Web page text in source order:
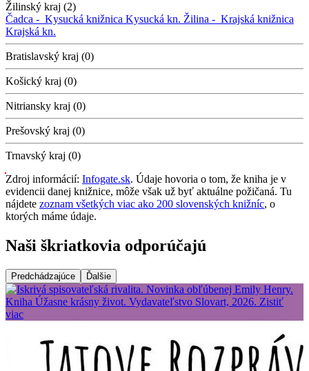
Žilinský kraj (2)
Čadca - Kysucká knižnica Kysucká kn. Žilina - Krajská knižnica
Krajská kn.
Bratislavský kraj (0)
Košický kraj (0)
Nitriansky kraj (0)
Prešovský kraj (0)
Trnavský kraj (0)
Zdroj informácií: Infogate.sk. Údaje hovoria o tom, že kniha je v
evidencii danej knižnice, môže však už byť aktuálne požičaná. Tu
nájdete zoznam všetkých viac ako 200 slovenských knižníc, o
ktorých máme údaje.
Naši škriatkovia odporúčajú
Predchádzajúce Ďalšie